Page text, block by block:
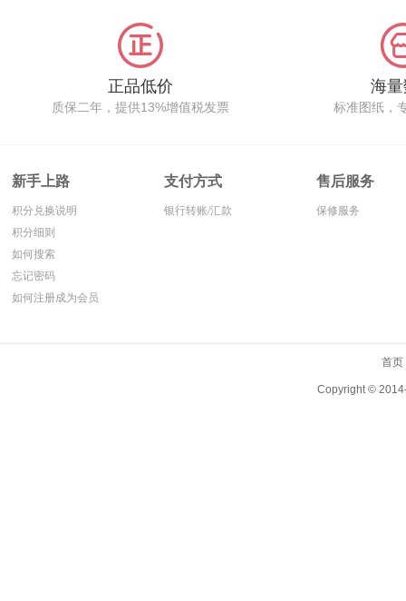
正品低价
质保二年，提供13%增值税发票
海
标准图纸，
新手上路
积分兑换说明
积分细则
如何搜索
忘记密码
如何注册成为会员
支付方式
银行转账/汇款
售后服务
保修服务
首页
Copyright ©